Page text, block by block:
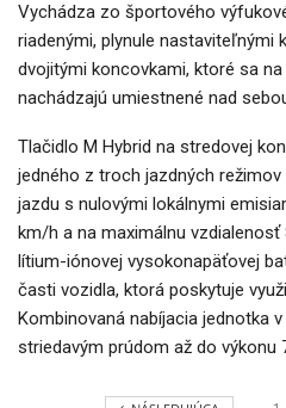
Vychádza zo športového
riadenými, plynule nastaviteľnými
dvojitými koncovkami, ktoré sa
nachádzajú umiestnené nad
Tlačidlo M Hybrid na stredovej
jedného z troch jazdných
jazdu s nulovými lokálnymi
km/h a na maximálnu
lítium-iónovej vysokonapäťovej
časti vozidla, ktorá poskytuje
Kombinovaná nabíjacia jednotka
striedavým prúdom až do výkonu